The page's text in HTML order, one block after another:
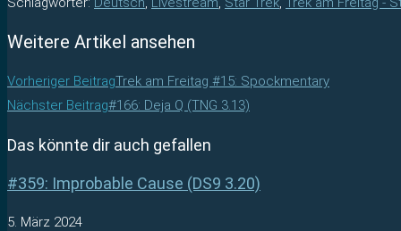
Weitere Artikel ansehen
Vorheriger BeitragTrek am Freitag #15: Spockmentary
Nächster Beitrag#166: Deja Q (TNG 3.13)
Das könnte dir auch gefallen
#359: Improbable Cause (DS9 3.20)
5. März 2024